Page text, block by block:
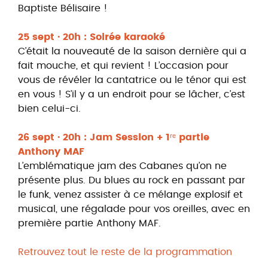
Baptiste Bélisaire !
25 sept · 20h : Soirée karaoké
C’était la nouveauté de la saison dernière qui a
fait mouche, et qui revient ! L’occasion pour
vous de révéler la cantatrice ou le ténor qui est
en vous ! S’il y a un endroit pour se lâcher, c’est
bien celui-ci.
26 sept · 20h : Jam Session + 1ʳᵉ partie
Anthony MAF
L’emblématique jam des Cabanes qu’on ne
présente plus. Du blues au rock en passant par
le funk, venez assister à ce mélange explosif et
musical, une régalade pour vos oreilles, avec en
première partie Anthony MAF.
Retrouvez tout le reste de la programmation